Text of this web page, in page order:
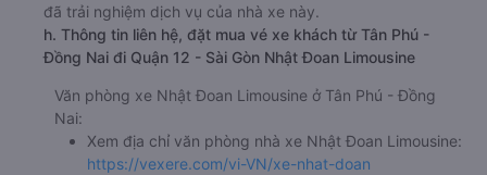
đã trải nghiệm dịch vụ của nhà xe này.
h. Thông tin liên hệ, đặt mua vé xe khách từ Tân Phú -
Đồng Nai đi Quận 12 - Sài Gòn Nhật Đoan Limousine
Văn phòng xe Nhật Đoan Limousine ở Tân Phú - Đồng
Nai:
Xem địa chỉ văn phòng nhà xe Nhật Đoan Limousine:
https://vexere.com/vi-VN/xe-nhat-doan